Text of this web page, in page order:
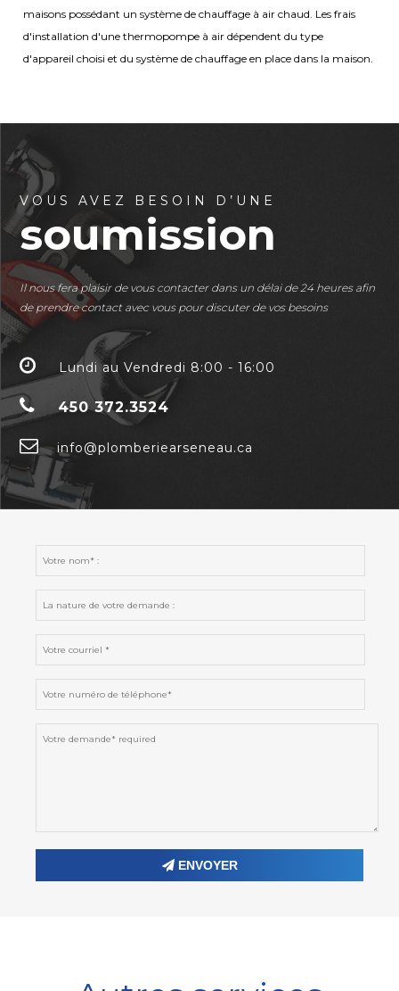
maisons possédant un système de chauffage à air chaud. Les frais
d'installation d'une thermopompe à air dépendent du type
d'appareil choisi et du système de chauffage en place dans la maison.
VOUS AVEZ BESOIN D’UNE
soumission
Il nous fera plaisir de vous contacter dans un délai de 24 heures afin
de prendre contact avec vous pour discuter de vos besoins
Lundi au Vendredi 8:00 - 16:00
450 372.3524
info@plomberiearseneau.ca
ENVOYER